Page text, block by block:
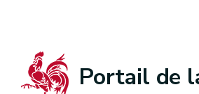
Portail de